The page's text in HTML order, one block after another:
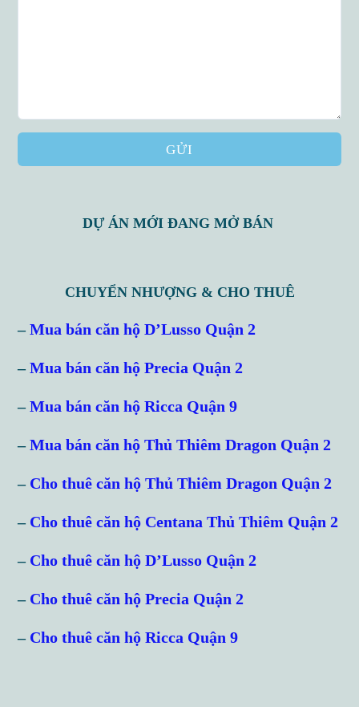
GỬI
DỰ ÁN MỚI ĐANG MỞ BÁN
CHUYỂN NHƯỢNG & CHO THUÊ
–Mua bán căn hộ D’Lusso Quận 2
–Mua bán căn hộ Precia Quận 2
–Mua bán căn hộ Ricca Quận 9
–Mua bán căn hộ Thủ Thiêm Dragon Quận 2
– Cho thuê căn hộ Thủ Thiêm Dragon Quận 2
– Cho thuê căn hộ Centana Thủ Thiêm Quận 2
– Cho thuê căn hộ D’Lusso Quận 2
– Cho thuê căn hộ Precia Quận 2
– Cho thuê căn hộ Ricca Quận 9
Log in
Don't have an account?Sign Up
Username
LOGIN